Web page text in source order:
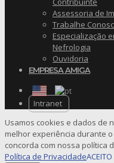
Assessoria de
Trabalhe
Especialização
Nefrologia
Ouvidoria
EMPRESA AMIGA
Intranet
Usamos cookies e dados de
melhor experiência durante
concorda com nossa política
Política de PrivacidadeACEITO